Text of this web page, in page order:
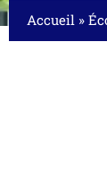
Accueil »